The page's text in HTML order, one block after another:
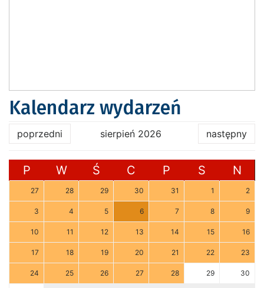
Kalendarz wydarzeń
poprzedni sierpień 2026 następny
P W Ś C P S N
27 28 29 30 31 1 2
3 4 5 6 7 8 9
10 11 12 13 14 15 16
17 18 19 20 21 22 23
24 25 26 27 28 29 30